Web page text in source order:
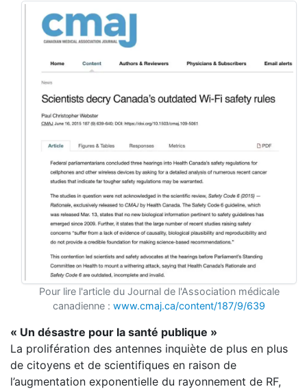
Pour lire l'article du Journal de l'Association médicale
canadienne : www.cmaj.ca/content/187/9/639
« Un désastre pour la santé publique »
La prolifération des antennes inquiète de plus en plus
de citoyens et de scientifiques en raison de
l’augmentation exponentielle du rayonnement de RF,